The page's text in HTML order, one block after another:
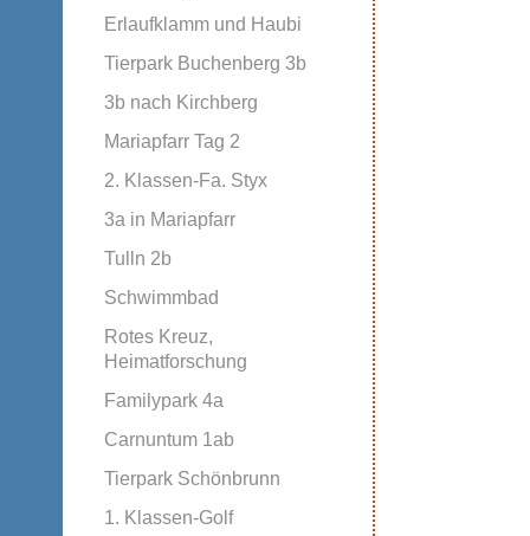
Erlaufklamm und Haubi
Tierpark Buchenberg 3b
3b nach Kirchberg
Mariapfarr Tag 2
2. Klassen-Fa. Styx
3a in Mariapfarr
Tulln 2b
Schwimmbad
Rotes Kreuz,
Heimatforschung
Familypark 4a
Carnuntum 1ab
Tierpark Schönbrunn
1. Klassen-Golf